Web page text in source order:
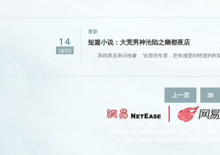
最新
短篇小说：大荒男神沦陷之幽都夜店
宋屿寒后来问他爹，“在那些年里，您有感受到绝望的
14
16/03
上一页 39
网易游戏隐私政策及儿童个人信息